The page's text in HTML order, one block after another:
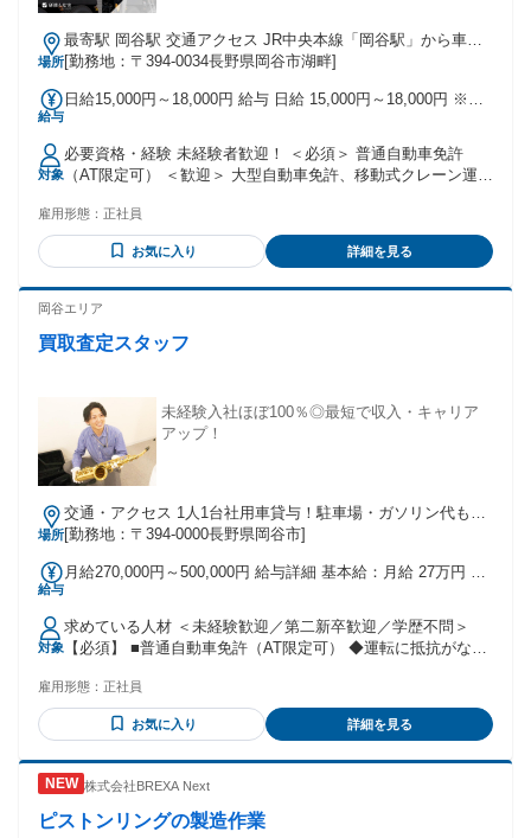
場所
最寄駅 岡谷駅 交通アクセス JR中央本線「岡谷駅」から車で7
分 ※車通勤OK ※バイク通勤OK
[勤務地：〒394-0034長野県岡谷市湖畔]
給与
日給15,000円～18,000円 給与 日給 15,000円～18,000円 ※所
手当を含めると日当は最大18,000円になります。 （月給30万
円も目指せます） ※経験・スキルに応じて変動あり 【 手当
】 ・クレーン乗車手当（1,000円〜2,500円） ・休日手当あり
・出張手当あり ・残業手当あり 【 評価 】 ・昇給あり ・賞与
10,000円 スタート（手当含まない） ┗入社3ヵ月以降 昇給あ
り＆手当含む
対象
必要資格・経験 未経験者歓迎！ ＜必須＞ 普通自動車免許
（AT限定可） ＜歓迎＞ 大型自動車免許、移動式クレーン運転
雇用形態： 正社員
お気に入り 詳細を見る
岡谷エリア
買取査定スタッフ
未経験入社ほぼ100％◎最短で収入・キャリア
アップ！
場所
交通・アクセス 1人1台社用車貸与！駐車場・ガソリン代も会
社負担！
[勤務地：〒394-0000長野県岡谷市]
給与
月給270,000円～500,000円 給与詳細 基本給：月給 27万円 〜
れる通勤・皆勤・家族手当金額：あり 全員に一律で支払われ
るその他手当金額：なし ★入社2年後まで、全員が毎年2.5万
円ずつ自動昇給★ 月給27万円～50万円＋賞与＋インセン（最
大月20万円） ※固定残業代（月30時間分／4万9200円～）を
入社2年後までは2.5万円以上が自動昇給、3年目以降は人事評
価により昇給！ 【入社2年目】月給29万5000円以上 【入社3
年目】月給32万円以上 もちろんがんばりに応じて2.5万円以上
の昇給も可能です！ ＜インセンティブでしっかり稼げる！＞
インセンティブだけで年間240万円の支給実績も多数！ 入社1
年目で達成した先輩も多数在籍！ 独り立ち後はすぐにインセ
対象
求めている人材 ＜未経験歓迎／第二新卒歓迎／学歴不問＞
【必須】 ■普通自動車免許（AT限定可） ◆運転に抵抗がない
ぜひ！／ ◎未経験から営業に挑戦したい方 ◎成果を正当に評
価されたい方 ◎頑張った分だけ収入を伸ばしたい方 ◎市場価
値の高い営業スキルを身につけたい方 ◎若いうちからキャリ
全員が未経験スタート！／ 不動産営業、ドライバー、アパレ
ル、 飲食ホールスタッフ、建設業など、 先輩の前職はさまざ
まです。 異業界からの挑戦も大歓迎◎
雇用形態： 正社員
お気に入り 詳細を見る
株式会社BREXA Next
ピストンリングの製造作業